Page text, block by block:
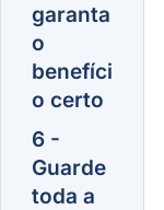
garanta
o
benefíci
o certo
6 -
Guarde
toda a